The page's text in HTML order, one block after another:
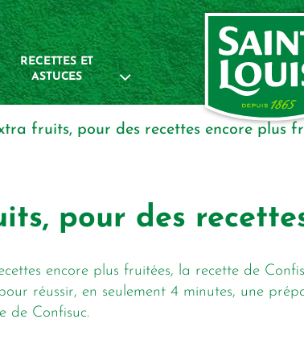
RECETTES ET
ASTUCES
fruits, pour des recettes encore plus
pour des
encore plus fruitées, la recette de
réussir, en seulement 4 minutes, une
de Confisuc.